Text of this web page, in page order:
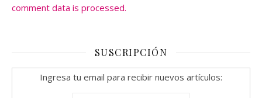
comment data is processed.
SUSCRIPCIÓN
Ingresa tu email para recibir nuevos artículos: